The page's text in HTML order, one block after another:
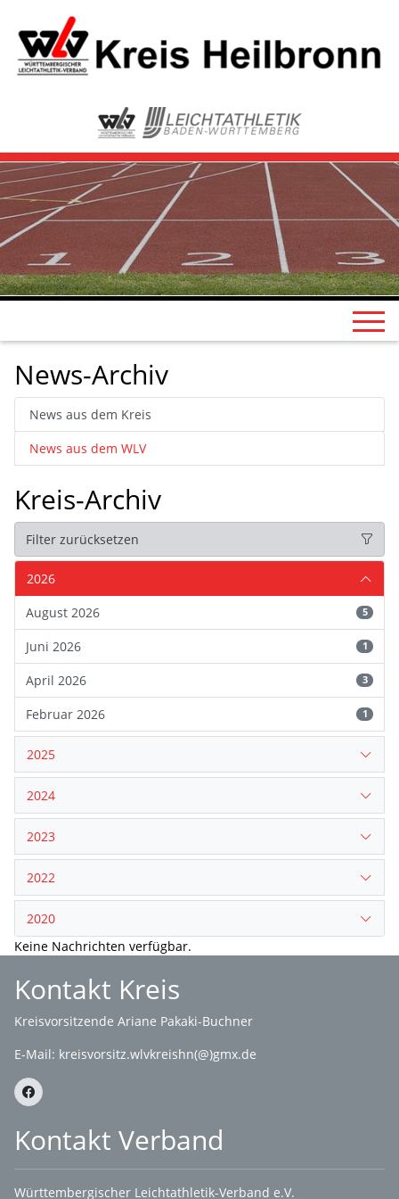
News-Archiv
News aus dem Kreis
News aus dem WLV
Kreis-Archiv
Filter zurücksetzen
2026
August 2026
5
Juni 2026 1
April 2026 3
Februar 2026 1
2025
2024
2023
2022
2020
Keine Nachrichten verfügbar.
Kontakt Kreis
Kreisvorsitzende Ariane Pakaki-Buchner
E-Mail: kreisvorsitz.wlvkreishn(@)gmx.de
Kontakt Verband
Württembergischer Leichtathletik-Verband e.V.